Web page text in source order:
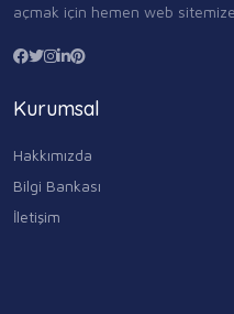
açmak için hemen web
Kurumsal
Hakkımızda
Bilgi Bankası
İletişim